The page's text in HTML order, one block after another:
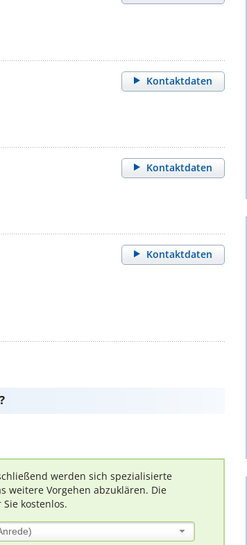
Kontaktdaten
Kontaktdaten
Kontaktdaten
werden sich spezialisierte
weitere Vorgehen abzuklären. Die
kostenlos.